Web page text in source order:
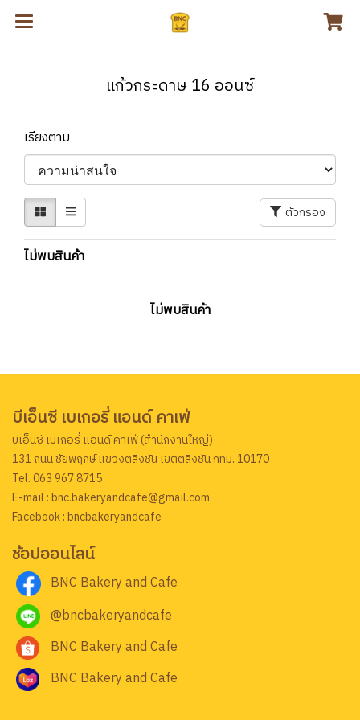
แก้วกระดาษ 16 ออนซ์
เรียงตาม
ตัวกรอง
ไม่พบสินค้า
ไม่พบสินค้า
บีเอ็นซี เบเกอรี่ แอนด์ คาเฟ่
บีเอ็นซี เบเกอรี่ แอนด์ คาเฟ่ (สำนักงานใหญ่)
131 ถนน ชัยพฤกษ์ แขวงตลิ่งชัน เขตตลิ่งชัน กทม. 10170
Tel. 063 967 8715
E-mail : bnc.bakeryandcafe@gmail.com
Facebook : bncbakeryandcafe
ช้อปออนไลน์
BNC Bakery and Cafe
@bncbakeryandcafe
BNC Bakery and Cafe
BNC Bakery and Cafe